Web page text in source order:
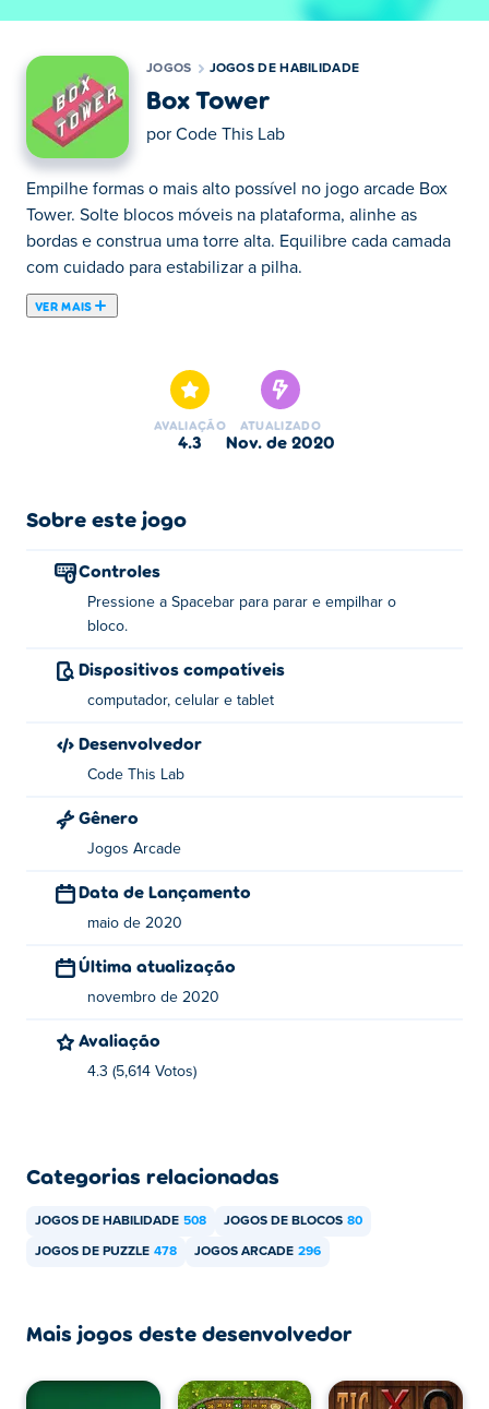
JOGOS JOGOS DE HABILIDADE
Box Tower
por Code This Lab
Empilhe formas o mais alto possível no jogo arcade Box
Tower. Solte blocos móveis na plataforma, alinhe as
bordas e construa uma torre alta. Equilibre cada camada
com cuidado para estabilizar a pilha.
VER MAIS
possível para tornar a torre mais alta e bater seu recorde.
Pare o bloco no momento exato e tente evitar quebrar o
bloco em pedaços menores. Mantenha um bom ritmo e
Como jogar:
Pare o bloco quando estiver logo acima do anterior para
empilhá-los
Pare o bloco e empilhe-o - barra de espaço
Sobre o criador:
AVALIAÇÃO
4.3
ATUALIZADO
nov. de 2020
Sobre este jogo
Controles
Pressione a Spacebar para parar e empilhar o
bloco.
Dispositivos compatíveis
computador, celular e tablet
Desenvolvedor
Code This Lab
Gênero
Jogos Arcade
Data de Lançamento
maio de 2020
Última atualização
novembro de 2020
Avaliação
4.3 (5,614 Votos)
Categorias relacionadas
JOGOS DE HABILIDADE 508 JOGOS DE BLOCOS 80
JOGOS DE PUZZLE 478 JOGOS ARCADE 296
Mais jogos deste desenvolvedor